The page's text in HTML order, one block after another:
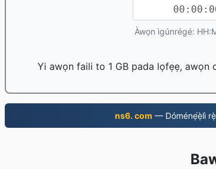
Àwọn ìgúnrégé:
Yi awọn faili to 1 GB pada lọfẹẹ, awọn
ns6. com — Dóménẹ́ẹ̀lì